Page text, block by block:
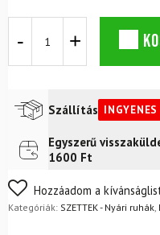
Sky
Alpine
2/1
rövidnadrág
Cinder
szett
mennyiség
Szállítás INGYENES
Futár a címreIngyenes
FoxPost
Egyszerű
1600 Ft
Nem biztos a
egyszerűen
Hozzáadom a
Kategóriák: SZETTEK - Nyári ruhák,